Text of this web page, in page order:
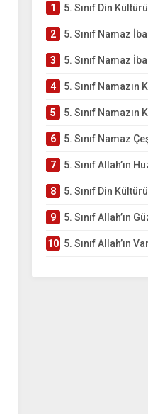
1 5. Sınıf Din Kültürü ve Ahlak
2 5. Sınıf Namaz
3 5. Sınıf Namaz
4 5. Sınıf Namazın
5 5. Sınıf Namazın
6 5. Sınıf Namaz
7 5. Sınıf Allah’ın
8 5. Sınıf Din Kültürü ve Ahlak
9 5. Sınıf Allah’ın
10 5. Sınıf Allah’ın